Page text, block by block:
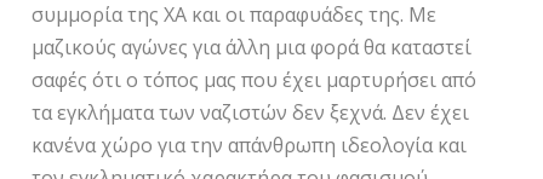
συμμορία της ΧΑ και οι παραφυάδες της. Με
μαζικούς αγώνες για άλλη μια φορά θα καταστεί
σαφές ότι ο τόπος μας που έχει μαρτυρήσει από
τα εγκλήματα των ναζιστών δεν ξεχνά. Δεν έχει
κανένα χώρο για την απάνθρωπη ιδεολογία και